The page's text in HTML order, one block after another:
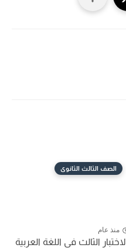
الصف الثالث الثانوى
منذ عام
الاختبار الثالث فى اللغة العربية